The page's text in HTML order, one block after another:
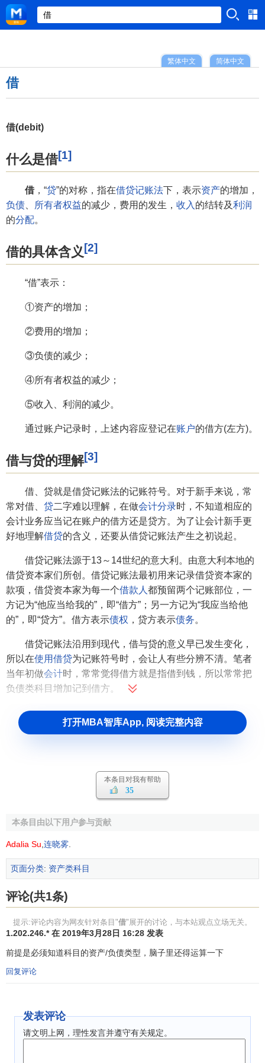
简体中文
繁体中文
借
借(debit)
什么是借[1]
借 ，“贷”的对称，指在借贷记账法下，表示资产的增加，
负债
所有者权益的减少，费用的发生， 收入 的结转及利润
的分配。
借的具体含义[2]
“借”表示：
①资产的增加；
②费用的增加；
③负债的减少；
④所有者权益的减少；
⑤收入、利润的减少。
通过账户记录时，上述内容应登记在账户的借方(左方)。
借与贷的理解[3]
借、贷就是借贷记账法的记账符号。对于新手来说，常
常对借、 贷二字难以理解，在做会计分录时，不知道相应的
会计业务应当记在账户的借方还是贷方。为了让会计新手更
好地理解借贷的含义，还要从借贷记账法产生之初说起。
借贷记账法源于13～14世纪的意大利。由意大利本地的
借贷资本家们所创。借贷记账法最初用来记录借贷资本家的
款项，借贷资本家为每一个借款人 都预留两个记账部位，一
方记为“他应当给我的”，即“借方”；另一方记为“我应当给他
的”，即“贷方”。借方表示债权 ，贷方表示债务。
借贷记账法沿用到现代，借与贷的意义早已发生变化，
所以在使用借贷为记账符号时，会让人有些分辨不清。笔者
当年初做会计时，常常觉得借方就是指借到钱，所以常常把
负债类科目增加记到借方。
想要清楚地知道应当记到科目的哪一方，有一个很简单
的办法，即在做会计分录时，先确定比较容易确定的。一般
现金借给A公司，在做会计分录时，判断
通过如图1所示的判断流程，上面例子中的会计分录如
下：
打开MBA智库App, 阅读完整内容
本条目对我有帮助
35
本条目由以下用户参与贡献
Adalia Su 连晓雾
页面分类: 资产类科目
评论(共1条)
提示:评论内容为网友针对条目"借"展开的讨论，与本站观点立场无关。
1.202.246.* 在 2019年3月28日 16:28 发表
前提是必须知道科目的资产/负债类型，脑子里还得运算一下
回复评论
发表评论
请文明上网，理性发言并遵守有关规定。